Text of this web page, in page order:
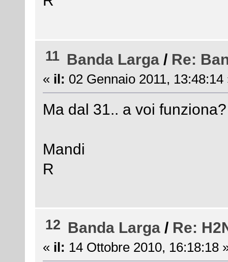
11 Banda Larga / Re:
« il: 02 Gennaio 2011, 13:48:14
Ma dal 31.. a voi funziona?
Mandi
R
12 Banda Larga / Re:
« il: 14 Ottobre 2010, 16:18:18